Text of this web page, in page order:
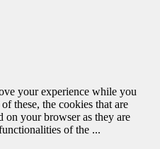
your experience while you
these, the cookies that are
on your browser as they are
of the ...